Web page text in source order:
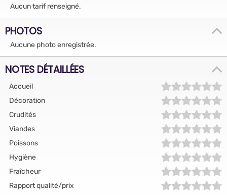
Aucun tarif renseigné.
PHOTOS
Aucune photo enregistrée.
NOTES DÉTAILLÉES
Accueil
Décoration
Crudités
Viandes
Poissons
Hygiène
Fraîcheur
Rapport qualité/prix